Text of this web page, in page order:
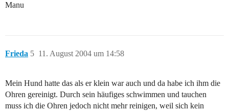
Manu
Frieda 11. August 2004 um 14:58
5
Mein Hund hatte das als er klein war auch und da habe ich ihm die
Ohren gereinigt. Durch sein häufiges schwimmen und tauchen
muss ich die Ohren jedoch nicht mehr reinigen, weil sich kein